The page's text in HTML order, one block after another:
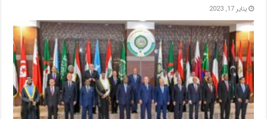
يناير 17, 2023